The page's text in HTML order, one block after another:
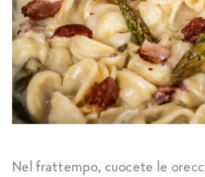
Nel frattempo, cuocete le